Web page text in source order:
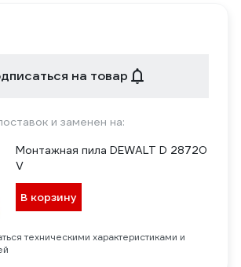
на товар
и заменен на:
Монтажная пила DEWALT D 28720
V
В корзину
техническими характеристиками и